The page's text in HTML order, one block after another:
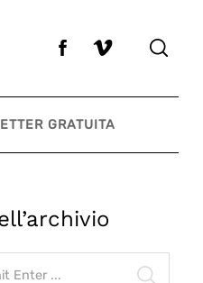
GRATUITA